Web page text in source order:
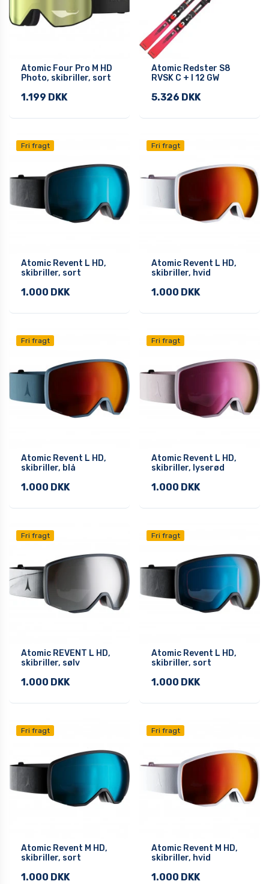
Atomic Four Pro M HD
Photo, skibriller, sort
1.199 DKK
Atomic Redster S8
RVSK C + I 12 GW
5.326 DKK
Fri fragt
Atomic Revent L HD,
skibriller, sort
1.000 DKK
Fri fragt
Atomic Revent L HD,
skibriller, hvid
1.000 DKK
Fri fragt
Atomic Revent L HD,
skibriller, blå
1.000 DKK
Fri fragt
Atomic Revent L HD,
skibriller, lyserød
1.000 DKK
Fri fragt
Atomic REVENT L HD,
skibriller, sølv
1.000 DKK
Fri fragt
Atomic Revent L HD,
skibriller, sort
1.000 DKK
Fri fragt
Atomic Revent M HD,
skibriller, sort
1.000 DKK
Fri fragt
Atomic Revent M HD,
skibriller, hvid
1.000 DKK